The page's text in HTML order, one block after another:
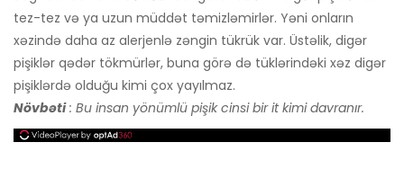
tez-tez və ya uzun müddət təmizləmirlər. Yəni onların
xəzində daha az alerjenlə zəngin tükrük var. Üstəlik, digər
pişiklər qədər tökmürlər, buna görə də tüklərindəki xəz digər
pişiklərdə olduğu kimi çox yayılmaz.
Növbəti: Bu insan yönümlü pişik cinsi bir it kimi davranır.